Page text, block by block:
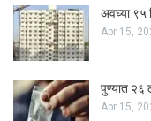
अवघ्या ९५
Apr 15,
पुण्यात २६
Apr 15,